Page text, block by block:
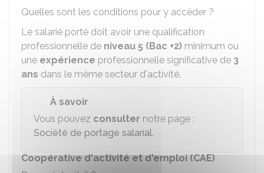
Quelles sont les conditions pour y accéder ?
Le salarié porté doit avoir une qualification
professionnelle de niveau 5 (Bac +2) minimum ou
une expérience professionnelle significative de 3
ans dans le même secteur d'activité.
À savoir
Vous pouvez consulter notre page :
Société de portage salarial.
Coopérative d'activité et d'emploi (CAE)